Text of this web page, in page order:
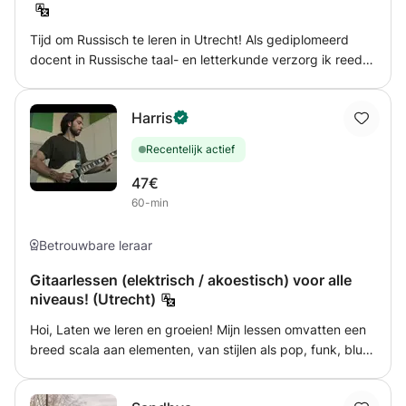
uit het echte leven Klaar om te beginnen? Stuur me een
Tijd om Russisch te leren in Utrecht! Als gediplomeerd
docent in Russische taal- en letterkunde verzorg ik reeds
worden op maat gegeven, afhankelijk van het niveau van
de student. * Basiscursus * Zakelijk cursus * Nederlands
voor Russischtalige * Cursussen over de Nederlandse
literatuur en cultuur * Taal op reis De student kan kiezen
voor individuele lessen of deelname aan lessen met een
gediplomeerd docent in Russische taal- en letterkunde. In
Russische cultuur
Harris
Recentelijk actief
47€
60-min
Betrouwbare leraar
Gitaarlessen (elektrisch / akoestisch) voor alle
niveaus! (Utrecht)
Hoi, Laten we leren en groeien! Mijn lessen omvatten een
breed scala aan elementen, van stijlen als pop, funk, blues